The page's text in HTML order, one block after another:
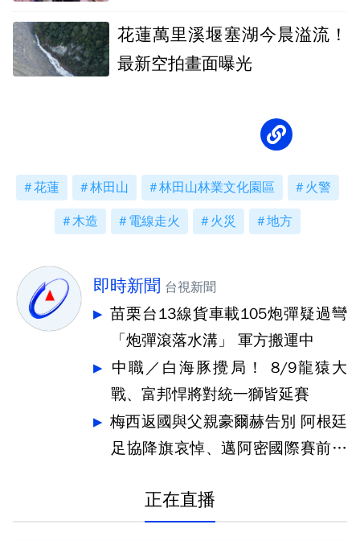
花蓮萬里溪堰塞湖今晨溢流！
最新空拍畫面曝光
花蓮 林田山 林田山林業文化園區 火警
木造 電線走火 火災 地方
即時新聞 台視新聞
苗栗台13線貨車載105炮彈疑過彎
「炮彈滾落水溝」 軍方搬運中
中職／白海豚攪局！ 8/9龍猿大
戰、富邦悍將對統一獅皆延賽
梅西返國與父親豪爾赫告別 阿根廷
足協降旗哀悼、邁阿密國際賽前默
正在直播